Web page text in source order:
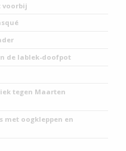
voorbij
de lablek-doofpot
tegen Maarten
met oogkleppen en